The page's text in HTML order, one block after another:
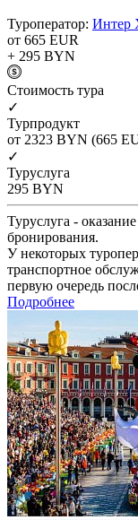
Туроператор: Интер
от 665 EUR
+ 295 BYN
Cтоимость тура
✓
Турпродукт
от 2323 BYN (665
✓
Туруслуга
295 BYN
Туруслуга -
бронирования.
У некоторых
транспортное
первую очередь
Подробнее